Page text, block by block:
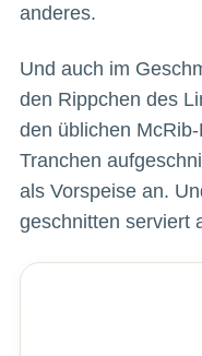
anderes.
Und auch im
den Rippchen des
den üblichen
Tranchen
als Vorspeise an.
geschnitten serviert